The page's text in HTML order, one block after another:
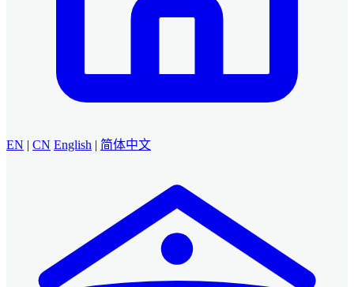
EN | CN English | 简体中文